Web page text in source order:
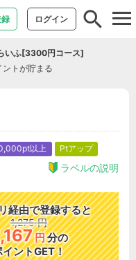
ログイン
いふ[3300円コース]
トが貯まる
以上 Ptアップ
ラベルの説明
経由で登録すると
1,275 円
円分の
イントGET！